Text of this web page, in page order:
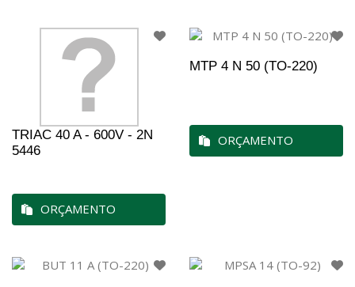
TRIAC 40 A - 600V - 2N
5446
ORÇAMENTO
MTP 4 N 50 (TO-220)
ORÇAMENTO